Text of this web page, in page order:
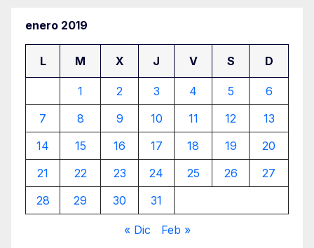
enero 2019
L M X J V S D
1 2 3 4 5
6
7
8 9 10 11 12
13
14
15 16 17 18 19
20
21
22 23 24 25 26
27
28
29 30 31
« Dic Feb »